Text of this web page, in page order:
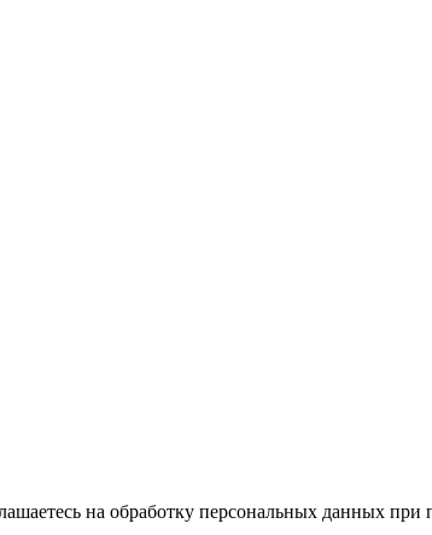
на обработку персональных данных